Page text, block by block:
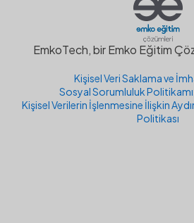
EmkoTech, bir Emko Eğitim
Kişisel Veri Saklama ve
Sosyal Sorumluluk
Kişisel Verilerin İşlenmesine İlişkin
Politikası